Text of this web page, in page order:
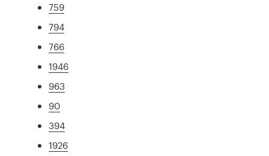
759
794
766
1946
963
90
394
1926